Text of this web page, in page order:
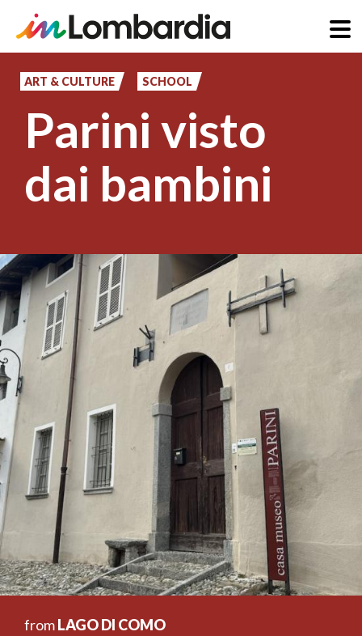
content
ART & CULTURE SCHOOL
Parini visto
dai bambini
fromLAGO DI COMO